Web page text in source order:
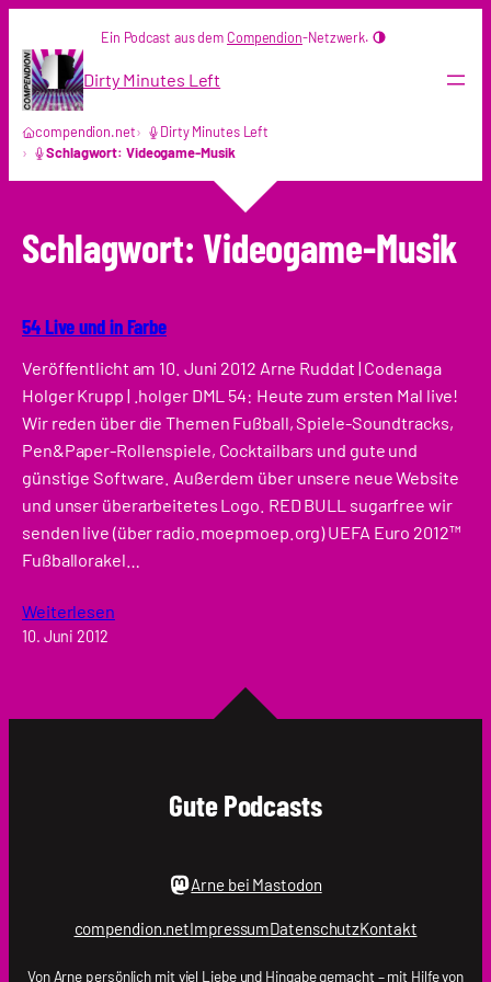
Inhalt
springen
Ein Podcast aus dem Compendion-Netzwerk.
Dirty Minutes Left
compendion.net
Dirty Minutes Left
Schlagwort: Videogame-Musik
Schlagwort: Videogame-Musik
54 Live und in Farbe
Veröffentlicht am 10. Juni 2012 Arne Ruddat | Codenaga
Holger Krupp | .holger DML 54: Heute zum ersten Mal live!
Wir reden über die Themen Fußball, Spiele-Soundtracks,
Pen&Paper-Rollenspiele, Cocktailbars und gute und
günstige Software. Außerdem über unsere neue Website
und unser überarbeitetes Logo. RED BULL sugarfree wir
senden live (über radio.moepmoep.org) UEFA Euro 2012™
Fußballorakel…
Weiterlesen
10. Juni 2012
Gute Podcasts
Arne bei Mastodon
compendion.netImpressumDatenschutzKontakt
VonArne persönlich mit viel Liebe und Hingabe gemacht – mit Hilfe von